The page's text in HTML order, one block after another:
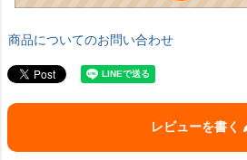
商品についてのお問い合わせ
レビューを書く